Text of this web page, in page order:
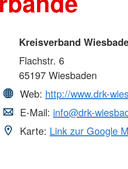
Kreisverband
Flachstr. 6
65197 Wiesbaden
Web: http://www.drk-
E-Mail: info@drk-
Karte: Link zur Google